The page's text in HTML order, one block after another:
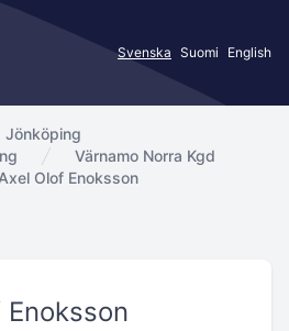
Svenska Suomi English
Jönköping
Värnamo Norra Kgd
Olof Enoksson